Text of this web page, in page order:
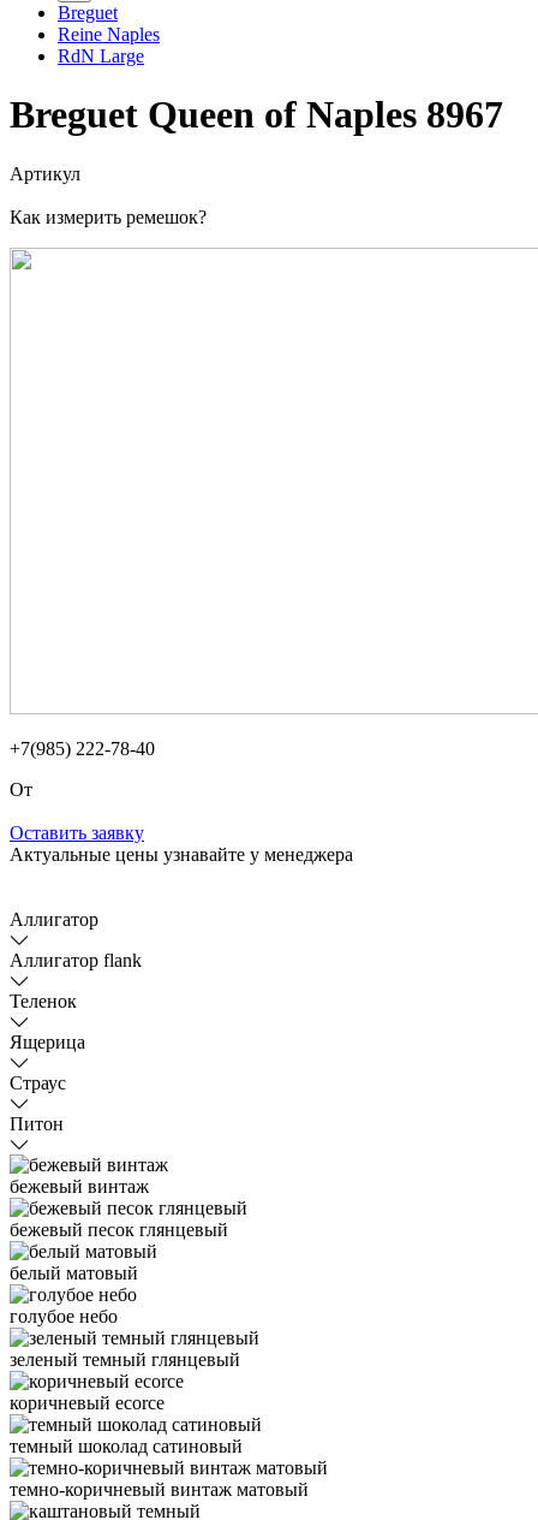
Breguet
Reine Naples
RdN Large
Breguet Queen of Naples 8967
Артикул
Как измерить ремешок?
+7(985) 222-78-40
От
Оставить заявку
Актуальные цены узнавайте у менеджера
Аллигатор
Аллигатор flank
Теленок
Ящерица
Страус
Питон
бежевый винтаж
бежевый песок глянцевый
белый матовый
голубое небо
зеленый темный глянцевый
коричневый ecorce
темный шоколад сатиновый
темно-коричневый винтаж матовый